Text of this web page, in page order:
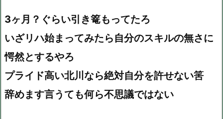
3ヶ月？ぐらい引き篭もってたろ
いざリハ始まってみたら自分のスキルの無さに
愕然とするやろ
プライド高い北川なら絶対自分を許せない筈
辞めます言うても何ら不思議ではない